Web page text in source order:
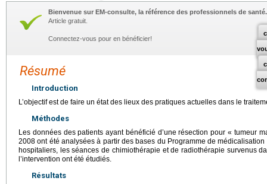
Bienvenue sur EM-consulte, la référence des professionnels de santé.
Article gratuit.
Connectez-vous pour en bénéficier!
Résumé
Introduction
L’objectif est de faire un état des lieux des pratiques actuelles dans le
Méthodes
Les données des patients ayant bénéficié d’une résection pour « tumeur
2008 ont été analysées à partir des bases du Programme de
hospitaliers, les séances de chimiothérapie et de radiothérapie survenus
l’intervention ont été étudiés.
Résultats